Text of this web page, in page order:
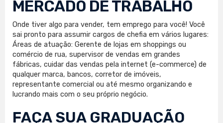
MERCADO DE TRABALHO
Onde tiver algo para vender, tem emprego para você! Você
sai pronto para assumir cargos de chefia em vários lugares:
Áreas de atuação: Gerente de lojas em shoppings ou
comércio de rua, supervisor de vendas em grandes
fábricas, cuidar das vendas pela internet (e-commerce) de
qualquer marca, bancos, corretor de imóveis,
representante comercial ou até mesmo organizando e
lucrando mais com o seu próprio negócio.
FAÇA SUA GRADUAÇÃO